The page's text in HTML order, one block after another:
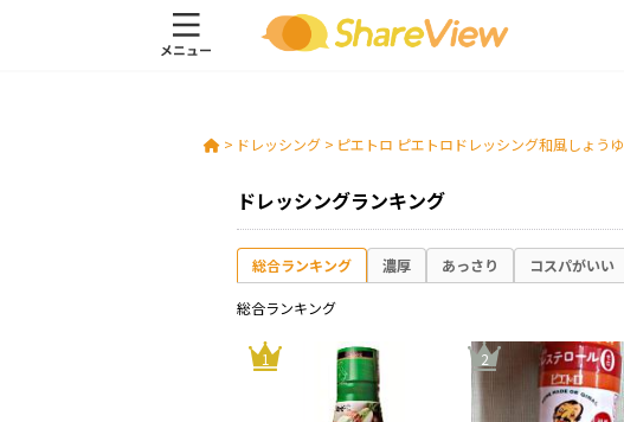
> ドレッシング > ピエトロ ピエトロドレッシング和風しょうゆ
ドレッシングランキング
総合ランキング 濃厚 あっさり コスパがいい
総合ランキング
1 2